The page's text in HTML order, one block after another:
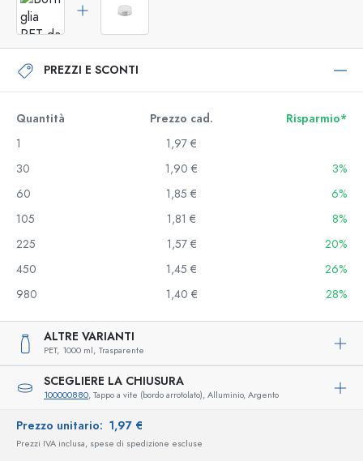
PREZZI E SCONTI
Quantità Prezzo cad.
Risparmio*
1
1,97 €
30
1,90 €
3%
60
1,85 €
6%
105
1,81 €
8%
225
1,57 €
20%
450
1,45 €
26%
980
1,40 € 28%
ALTRE VARIANTI
PET, 1000 ml, Trasparente
SCEGLIERE LA CHIUSURA
100000880, Tappo a vite (bordo arrotolato), Alluminio, Argento
Prezzo unitario: 1,97 €
Prezzi IVA inclusa, spese di spedizione escluse